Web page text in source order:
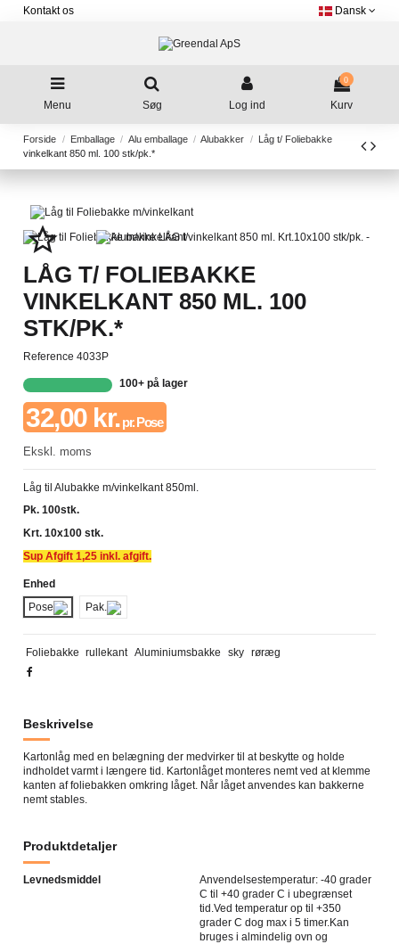
Kontakt os Dansk
Menu Søg Log ind
0
Kurv
Forside Emballage Alu emballage Alubakker
Låg t/ Foliebakke
vinkelkant 850 ml. 100 stk/pk.*
star_border
LÅG T/ FOLIEBAKKE
VINKELKANT 850 ML. 100
STK/PK.*
Reference 4033P
100+ på lager
32,00 kr.pr. Pose
Ekskl. moms
Låg til Alubakke m/vinkelkant 850ml.
Pk. 100stk.
Krt. 10x100 stk.
Sup Afgift 1,25 inkl. afgift.
Enhed
Pose
Pak.
Foliebakke rullekant Aluminiumsbakke sky røræg
Beskrivelse
Kartonlåg med en belægning der medvirker til at beskytte og holde
indholdet varmt i længere tid. Kartonlåget monteres nemt ved at klemme
kanten af foliebakken omkring låget. Når låget anvendes kan bakkerne
nemt stables.
Produktdetaljer
Levnedsmiddel
Anvendelsestemperatur: -40 grader
C til +40 grader C i ubegrænset
tid.Ved temperatur op til +350
grader C dog max i 5 timer.Kan
bruges i almindelig ovn og